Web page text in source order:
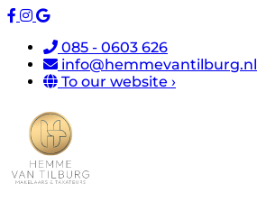
085 - 0603 626
info@hemmevantilburg.nl
To our website ›